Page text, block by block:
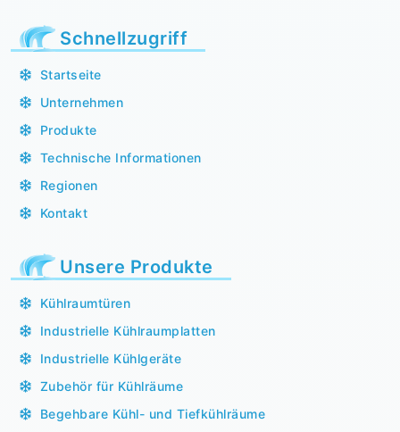
Schnellzugriff
Startseite
Unternehmen
Produkte
Technische Informationen
Regionen
Kontakt
Unsere Produkte
Kühlraumtüren
Industrielle Kühlraumplatten
Industrielle Kühlgeräte
Zubehör für Kühlräume
Begehbare Kühl- und Tiefkühlräume